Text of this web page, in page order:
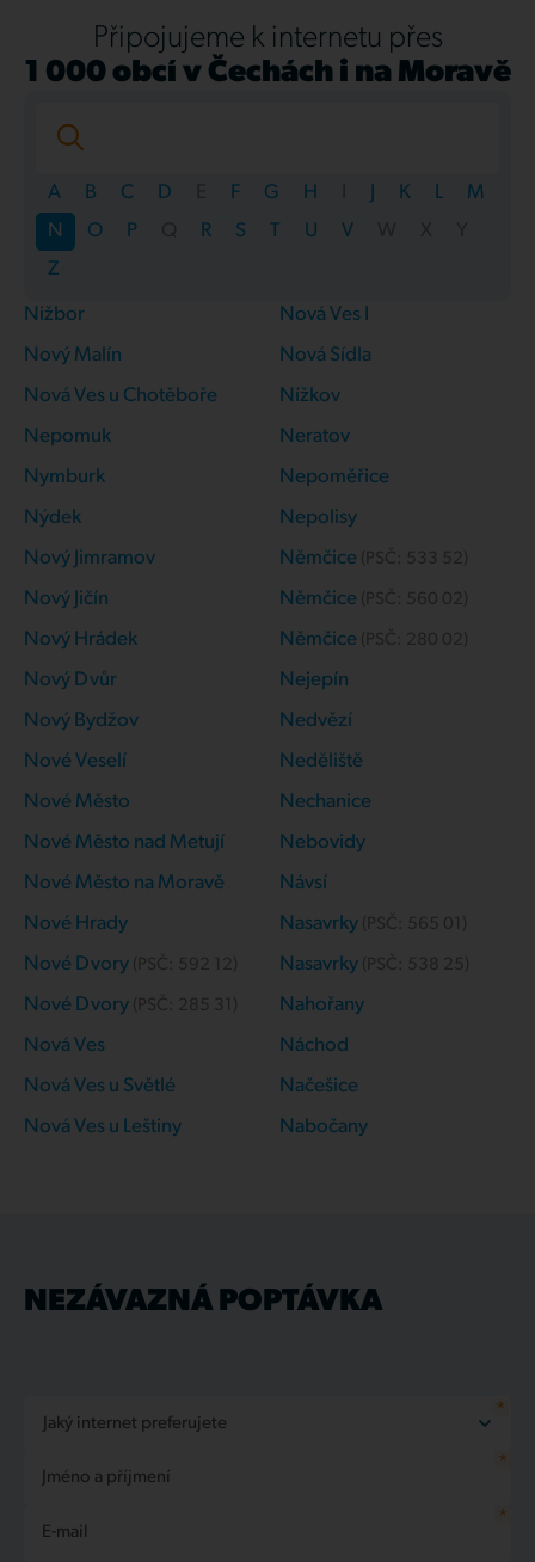
Připojujeme k internetu přes
1 000 obcí v Čechách i na Moravě
A B C D F G H K L
M
N
O P R S T U V
Z
Nižbor
Nový Malín
Nová Ves u Chotěboře
Nepomuk
Nymburk
Nýdek
Nový Jimramov
Nový Jičín
Nový Hrádek
Nový Dvůr
Nový Bydžov
Nové Veselí
Nové Město
Nové Město nad Metují
Nové Město na Moravě
Nové Hrady
Nové Dvory
Nové Dvory
Nová Ves
Nová Ves u Světlé
Nová Ves u Leštiny
Nová Ves I
Nová Sídla
Nížkov
Neratov
Nepoměřice
Nepolisy
Němčice
Němčice
Němčice
Nejepín
Nedvězí
Neděliště
Nechanice
Nebovidy
Návsí
Nasavrky
Nasavrky
Nahořany
Náchod
Načešice
Nabočany
NEZÁVAZNÁ POPTÁVKA
Jaký internet preferujete
*
Nechám si poradit
Internet Gold
Jméno a příjmení
*
E-mail
*